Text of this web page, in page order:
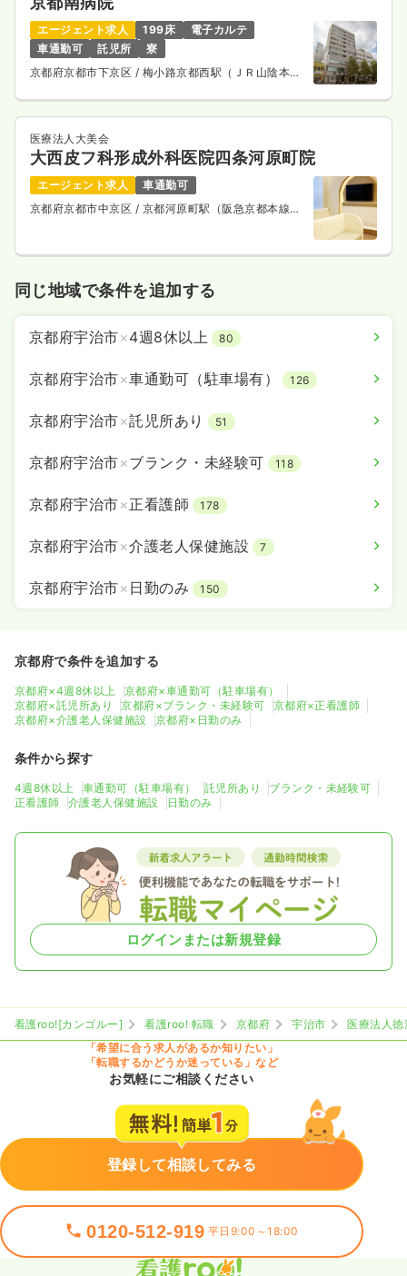
エージェント求人 199床
電子カルテ
車通勤可
託児所
寮
京都府京都市下京区 / 梅小路京都西駅（ＪＲ山陰本
医療法人大美会
大西皮フ科形成外科医院四条河原町院
エージェント求人
車通勤可
京都府京都市中京区 / 京都河原町駅（阪急京都本線）
同じ地域で条件を追加する
京都府宇治市×4週8休以上 80
京都府宇治市×車通勤可（駐車場有） 126
京都府宇治市×託児所あり 51
京都府宇治市×ブランク・未経験可 118
京都府宇治市×正看護師 178
京都府宇治市×介護老人保健施設 7
京都府宇治市× 日勤のみ 150
京都府で条件を追加する
京都府×4週8休以上
京都府×車通勤可（駐車場有）
京都府×託児所あり
京都府×ブランク・未経験可
京都府×正看護師
京都府×介護老人保健施設
京都府×日勤のみ
条件から探す
4週8休以上 車通勤可（駐車場有） 託児所あり
ブランク・未経験可
正看護師
介護老人保健施設 日勤のみ
ログインまたは新規登録
看護roo![カンゴルー] 看護roo! 転職 京都府 宇治市
医療法人
「希望に合う求人があるか知りたい」
「転職するかどうか迷っている」など
お気軽にご相談ください
登録して相談してみる
0120-512-919 平日9:00～18:00